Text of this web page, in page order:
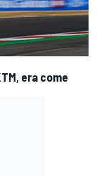
era come